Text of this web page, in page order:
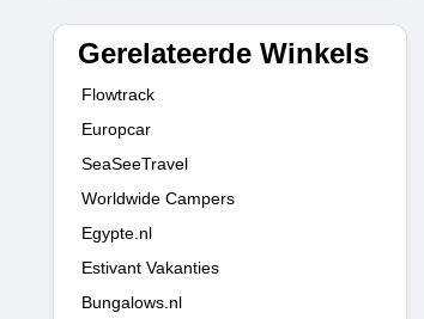
Gerelateerde Winkels
Flowtrack
Europcar
SeaSeeTravel
Worldwide Campers
Egypte.nl
Estivant Vakanties
Bungalows.nl